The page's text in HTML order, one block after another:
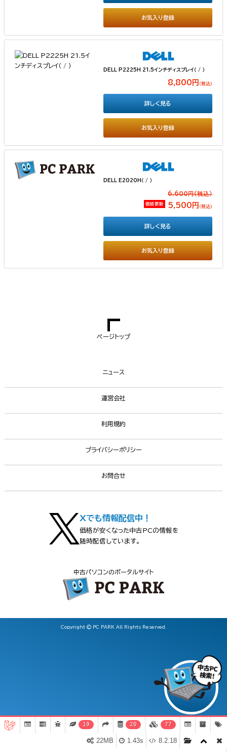
お気入り登録
DELL P2225H 21.5インチディスプレイ（ / ）
8,800円 （税込）
お気入り登録
詳しく見る
DELL E2020H（ / ）
6,600円(税込）
価格更新 5,500円 （税込）
お気入り登録
詳しく見る
ページトップ
ニュース
運営会社
利用規約
プライバシーポリシー
お問合せ
Xでも情報配信中！
価格が安くなった中古PCの情報を
随時配信しています。
中古パソコンのポータルサイト
Copyright © PC PARK All Rights Reserved.
19 20 77
8.2.18
1.43s
22MB